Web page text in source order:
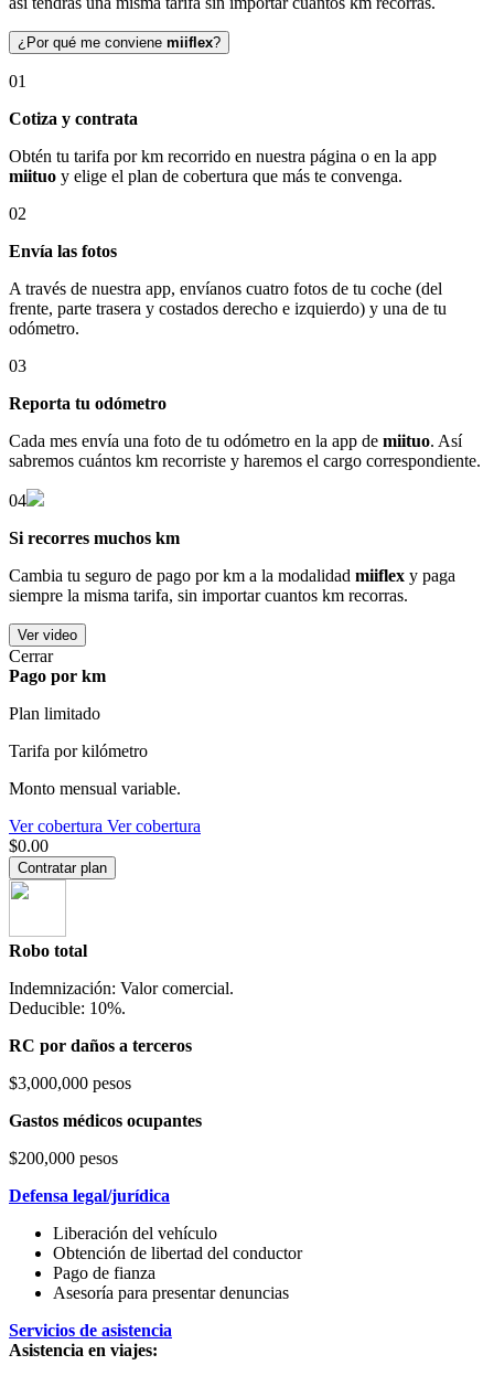
¿Por qué me conviene miiflex?
01
Cotiza y contrata
Obtén tu tarifa por km recorrido en nuestra página o en la app
miituo y elige el plan de cobertura que más te convenga.
02
Envía las fotos
A través de nuestra app, envíanos cuatro fotos de tu coche (del
frente, parte trasera y costados derecho e izquierdo) y una de tu
odómetro.
03
Reporta tu odómetro
Cada mes envía una foto de tu odómetro en la app de miituo. Así
sabremos cuántos km recorriste y haremos el cargo correspondiente.
04
Si recorres muchos km
Cambia tu seguro de pago por km a la modalidad miiflex y paga
siempre la misma tarifa, sin importar cuantos km recorras.
Ver video
Cerrar
Pago por km
Plan limitado
Tarifa por kilómetro
Monto mensual variable.
Ver cobertura Ver cobertura
$0.00
Contratar plan
Robo total
Indemnización: Valor comercial.
Deducible: 10%.
RC por daños a terceros
$3,000,000 pesos
Gastos médicos ocupantes
$200,000 pesos
Defensa legal/jurídica
Liberación del vehículo
Obtención de libertad del conductor
Pago de fianza
Asesoría para presentar denuncias
Servicios de asistencia
Asistencia en viajes: